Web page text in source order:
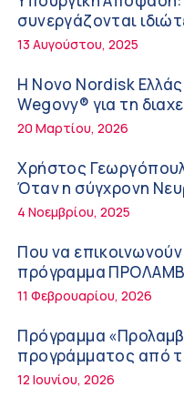
ΚΥ Σοφάδων
Πόσο μας επηρεάζει
ή air-condition το
11:34 πμ
Randy Schekman,
«Σε πέντε χρόνια
θεραπεία που
Πάρκινσον»
9:24 πμ
Αντώνης Βουκλαρής
Πώς να προλάβετε
τη διάρροια των
Ευμενής
General): Γιατί η
καθοδηγείται από
συνεργάζονται
νοσοκομεία του
13 Αυγούστου, 2025
Η Novo Nordisk
Wegovy® για τη
20 Μαρτίου, 2026
Χρήστος
Όταν η σύγχρονη
φόβο!
4 Νοεμβρίου, 2025
Που να επικοινωνούν
πρόγραμμα
παχυσαρκίας
11 Φεβρουαρίου, 2026
Πρόγραμμα
προγράμματος από
Δωρεάν προληπτικές
12 Ιουνίου, 2026